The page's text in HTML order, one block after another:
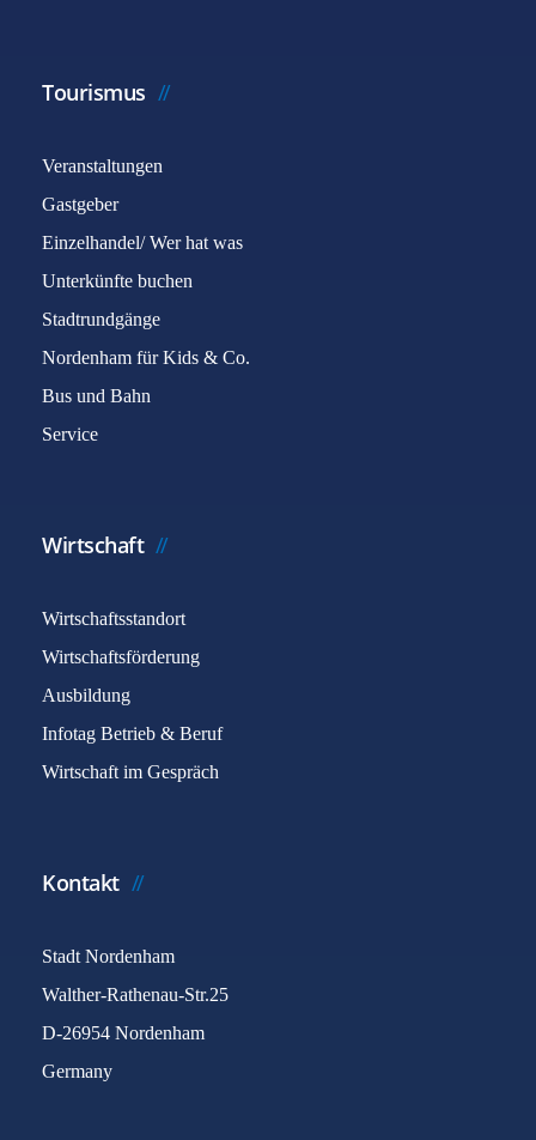
Tourismus
Veranstaltungen
Gastgeber
Einzelhandel/ Wer hat was
Unterkünfte buchen
Stadtrundgänge
Nordenham für Kids & Co.
Bus und Bahn
Service
Wirtschaft
Wirtschaftsstandort
Wirtschaftsförderung
Ausbildung
Infotag Betrieb & Beruf
Wirtschaft im Gespräch
Kontakt
Stadt Nordenham
Walther-Rathenau-Str.25
D-26954 Nordenham
Germany